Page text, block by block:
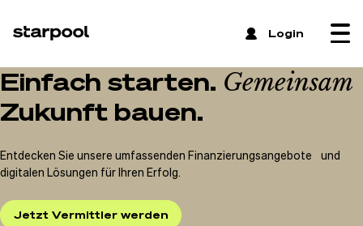
Login
Einfach starten. Gemeinsam
Zukunft bauen.
Entdecken Sie unsere umfassenden Finanzierungsangebote und
digitalen Lösungen für Ihren Erfolg.
Jetzt Vermittler werden